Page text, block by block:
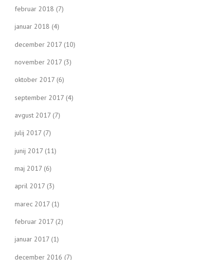
februar 2018 (7)
januar 2018 (4)
december 2017 (10)
november 2017 (3)
oktober 2017 (6)
september 2017 (4)
avgust 2017 (7)
julij 2017 (7)
junij 2017 (11)
maj 2017 (6)
april 2017 (3)
marec 2017 (1)
februar 2017 (2)
januar 2017 (1)
december 2016 (7)